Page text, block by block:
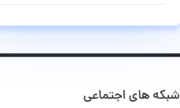
شبکه های اجتماعی